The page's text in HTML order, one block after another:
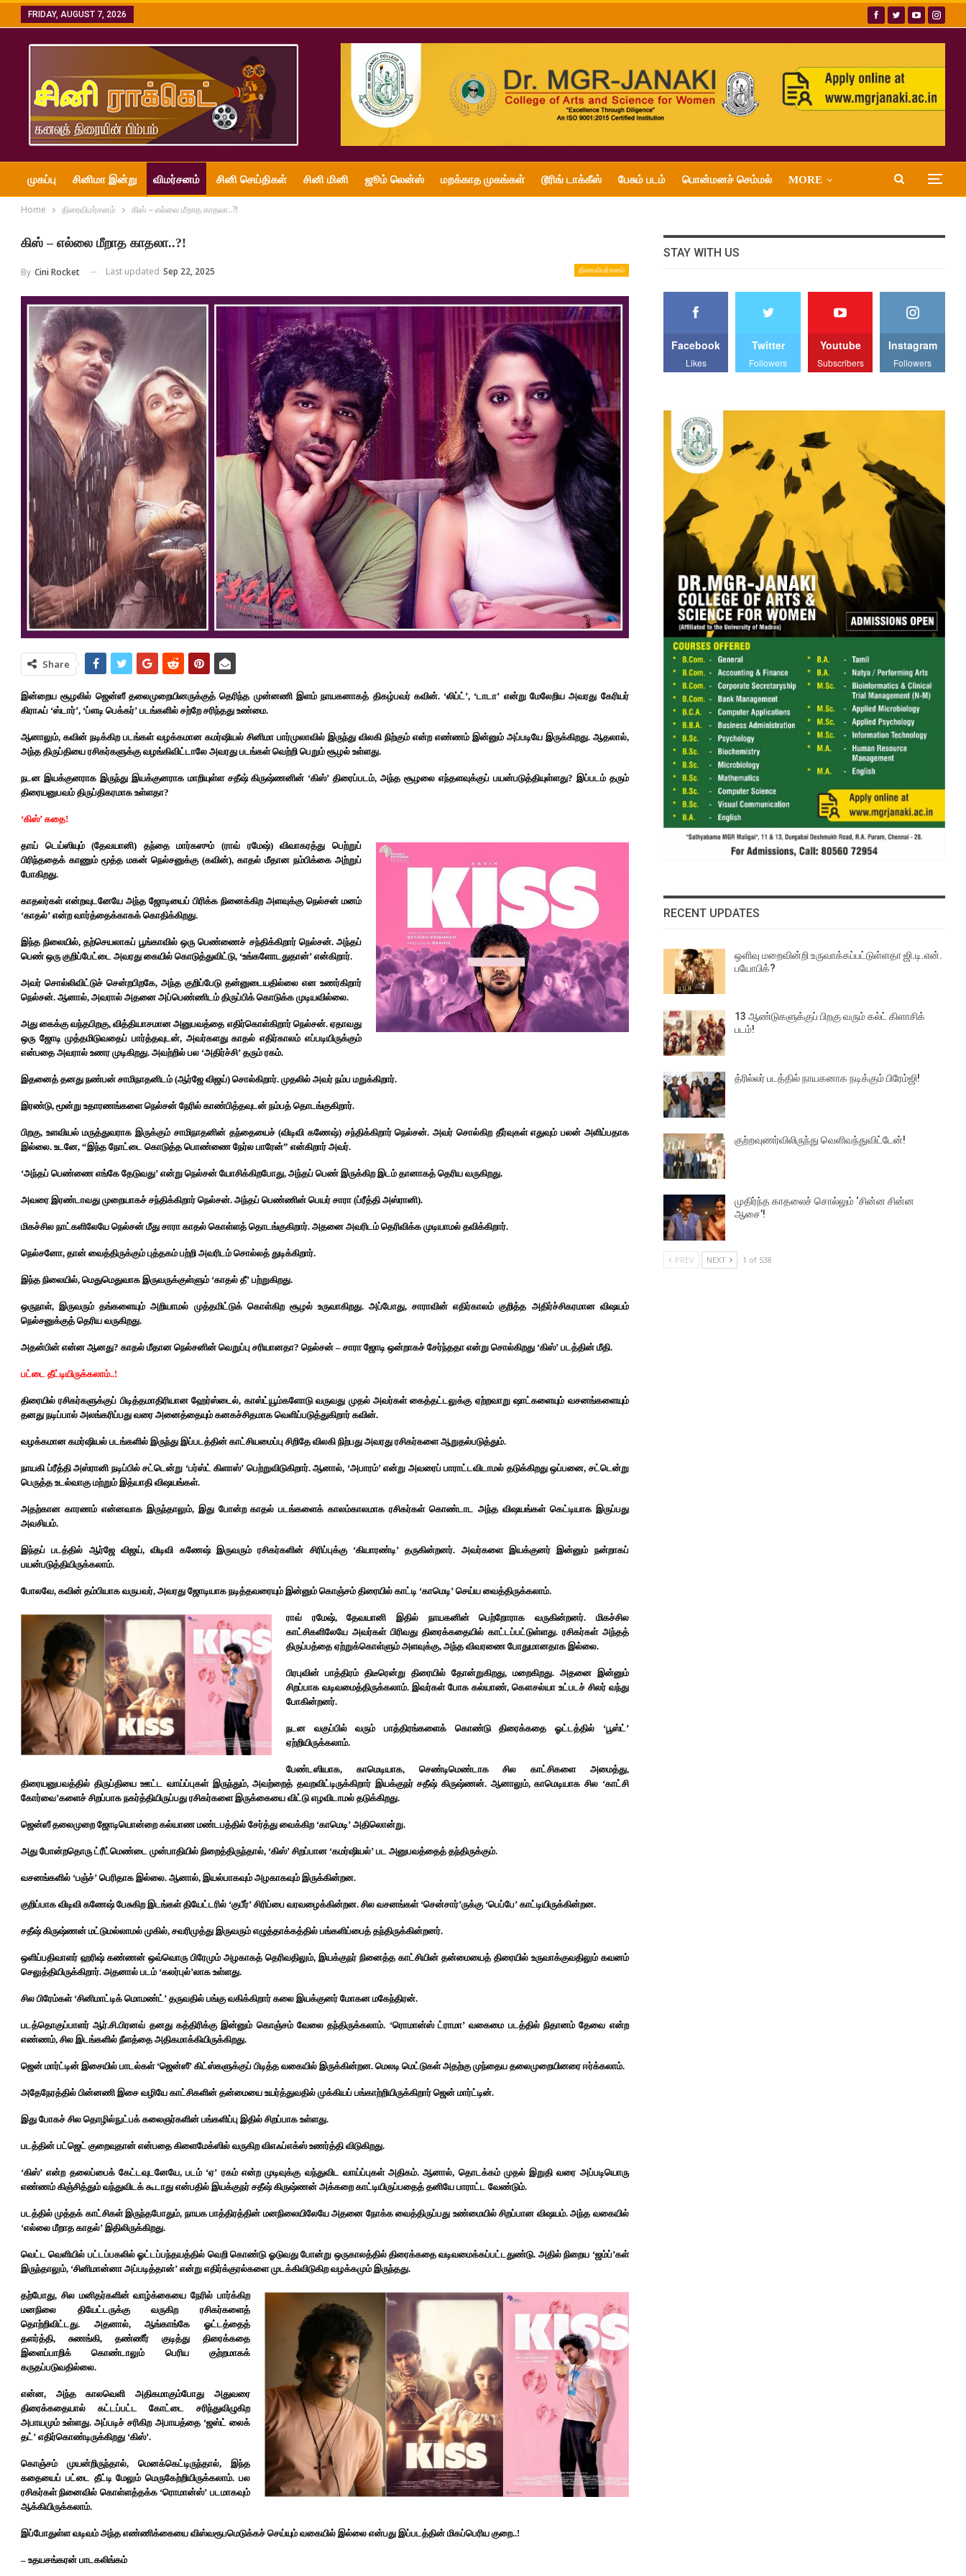
FRIDAY, AUGUST 7, 2026
முகப்பு சினிமா இன்று விமர்சனம் சினி செய்திகள் சினி மினி ஜூம் லென்ஸ் மறக்காத முகங்கள் டூரிங் டாக்கீஸ் பேசும் படம் பொன்மனச் செம்மல் MORE
Home திரைவிமர்சனம் கிஸ் – எல்லை மீறாத காதலா..?!
கிஸ் – எல்லை மீறாத காதலா..?!
திரைவிமர்சனம்
By Cini Rocket Last updated Sep 22, 2025
Share
இன்றைய சூழலில் ஜென்ஸீ தலைமுறையினருக்குத் தெரிந்த முன்னணி இளம் நாயகனாகத் திகழ்பவர் கவின். ‘லிப்ட்’, ‘டாடா’ என்று மேலேறிய அவரது கேரியர்
கிராஃப் ‘ஸ்டார்’, ‘ப்ளடி பெக்கர்’ படங்களில் சற்றே சரிந்தது உண்மை.
ஆனாலும், கவின் நடிக்கிற படங்கள் வழக்கமான கமர்ஷியல் சினிமா பார்முலாவில் இருந்து விலகி நிற்கும் என்ற எண்ணம் இன்னும் அப்படியே இருக்கிறது. ஆதலால்,
அந்த திருப்தியை ரசிகர்களுக்கு வழங்கிவிட்டாலே அவரது படங்கள் வெற்றி பெறும் சூழல் உள்ளது.
நடன இயக்குனராக இருந்து இயக்குனராக மாறியுள்ள சதீஷ் கிருஷ்ணனின் ‘கிஸ்’ திரைப்படம், அந்த சூழலை எந்தளவுக்குப் பயன்படுத்தியுள்ளது? இப்படம் தரும்
திரையனுபவம் திருப்திகரமாக உள்ளதா?
‘கிஸ்’ கதை!
தாய் டெய்ஸியும் (தேவயானி) தந்தை மார்கஸும் (ராவ் ரமேஷ்) விவாகரத்து பெற்றுப்
பிரிந்ததைக் காணும் மூத்த மகன் நெல்சனுக்கு (கவின்), காதல் மீதான நம்பிக்கை அற்றுப்
போகிறது.
காதலர்கள் என்றவுடனேயே அந்த ஜோடியைப் பிரிக்க நினைக்கிற அளவுக்கு நெல்சன் மனம்
‘காதல்’ என்ற வார்த்தைக்காகக் கொதிக்கிறது.
இந்த நிலையில், தற்செயலாகப் பூங்காவில் ஒரு பெண்ணைச் சந்திக்கிறார் நெல்சன். அந்தப்
பெண் ஒரு குறிப்பேட்டை அவரது கையில் கொடுத்துவிட்டு, ‘உங்களோடதுதான்’ என்கிறார்.
அவர் சொல்லிவிட்டுச் சென்றபிறகே, அந்த குறிப்பேடு தன்னுடையதில்லை என உணர்கிறார்
நெல்சன். ஆனால், அவரால் அதனை அப்பெண்ணிடம் திருப்பிக் கொடுக்க முடியவில்லை.
அது கைக்கு வந்தபிறகு, வித்தியாசமான அனுபவத்தை எதிர்கொள்கிறார் நெல்சன். ஏதாவது
ஒரு ஜோடி முத்தமிடுவதைப் பார்த்தவுடன், அவர்களது காதல் எதிர்காலம் எப்படியிருக்கும்
என்பதை அவரால் உணர முடிகிறது. அவற்றில் பல ‘அதிர்ச்சி’ தரும் ரகம்.
இதனைத் தனது நண்பன் சாமிநாதனிடம் (ஆர்ஜே விஜய்) சொல்கிறார். முதலில் அவர் நம்ப மறுக்கிறார்.
இரண்டு, மூன்று உதாரணங்களை நெல்சன் நேரில் காண்பித்தவுடன் நம்பத் தொடங்குகிறார்.
பிறகு, உளவியல் மருத்துவராக இருக்கும் சாமிநாதனின் தந்தையைச் (விடிவி கணேஷ்) சந்திக்கிறார் நெல்சன். அவர் சொல்கிற தீர்வுகள் எதுவும் பலன் அளிப்பதாக
இல்லை. உடனே, “இந்த நோட்டை கொடுத்த பொண்ணை நேர்ல பாரேன்” என்கிறார் அவர்.
‘அந்தப் பெண்ணை எங்கே தேடுவது’ என்று நெல்சன் யோசிக்கிறபோது, அந்தப் பெண் இருக்கிற இடம் தானாகத் தெரிய வருகிறது.
அவரை இரண்டாவது முறையாகச் சந்திக்கிறார் நெல்சன். அந்தப் பெண்ணின் பெயர் சாரா (ப்ரீத்தி அஸ்ரானி).
மிகச்சில நாட்களிலேயே நெல்சன் மீது சாரா காதல் கொள்ளத் தொடங்குகிறார். அதனை அவரிடம் தெரிவிக்க முடியாமல் தவிக்கிறார்.
நெல்சனோ, தான் வைத்திருக்கும் புத்தகம் பற்றி அவரிடம் சொல்லத் துடிக்கிறார்.
இந்த நிலையில், மெதுமெதுவாக இருவருக்குள்ளும் ‘காதல் தீ’ பற்றுகிறது.
ஒருநாள், இருவரும் தங்களையும் அறியாமல் முத்தமிட்டுக் கொள்கிற சூழல் உருவாகிறது. அப்போது, சாராவின் எதிர்காலம் குறித்த அதிர்ச்சிகரமான விஷயம்
நெல்சனுக்குத் தெரிய வருகிறது.
அதன்பின் என்ன ஆனது? காதல் மீதான நெல்சனின் வெறுப்பு சரியானதா? நெல்சன் – சாரா ஜோடி ஒன்றாகச் சேர்ந்ததா என்று சொல்கிறது ‘கிஸ்’ படத்தின் மீதி.
பட்டை தீட்டியிருக்கலாம்..!
திரையில் ரசிகர்களுக்குப் பிடித்தமாதிரியான ஹேர்ஸ்டைல், காஸ்ட்யூம்களோடு வருவது முதல் அவர்கள் கைத்தட்டலுக்கு ஏற்றவாறு ஷாட்களையும் வசனங்களையும்
தனது நடிப்பால் அலங்கரிப்பது வரை அனைத்தையும் கனகச்சிதமாக வெளிப்படுத்துகிறார் கவின்.
வழக்கமான கமர்ஷியல் படங்களில் இருந்து இப்படத்தின் காட்சியமைப்பு சிறிதே விலகி நிற்பது அவரது ரசிகர்களை ஆறுதல்படுத்தும்.
நாயகி ப்ரீத்தி அஸ்ரானி நடிப்பில் சட்டென்று ‘பர்ஸ்ட் கிளாஸ்’ பெற்றுவிடுகிறார். ஆனால், ‘அபாரம்’ என்று அவரைப் பாராட்டவிடாமல் தடுக்கிறது ஒப்பனை, சட்டென்று
பெருத்த உடல்வாகு மற்றும் இத்யாதி விஷயங்கள்.
அதற்கான காரணம் என்னவாக இருந்தாலும், இது போன்ற காதல் படங்களைக் காலம்காலமாக ரசிகர்கள் கொண்டாட அந்த விஷயங்கள் கெட்டியாக இருப்பது
அவசியம்.
இந்தப் படத்தில் ஆர்ஜே விஜய், விடிவி கணேஷ் இருவரும் ரசிகர்களின் சிரிப்புக்கு ‘கியாரண்டி’ தருகின்றனர். அவர்களை இயக்குனர் இன்னும் நன்றாகப்
பயன்படுத்தியிருக்கலாம்.
போலவே, கவின் தம்பியாக வருபவர், அவரது ஜோடியாக நடித்தவரையும் இன்னும் கொஞ்சம் திரையில் காட்டி ‘காமெடி’ செய்ய வைத்திருக்கலாம்.
ராவ் ரமேஷ், தேவயானி இதில் நாயகனின் பெற்றோராக வருகின்றனர். மிகச்சில
காட்சிகளிலேயே அவர்கள் பிரிவது திரைக்கதையில் காட்டப்பட்டுள்ளது. ரசிகர்கள் அந்தத்
திருப்பத்தை ஏற்றுக்கொள்ளும் அளவுக்கு, அந்த விவரணை போதுமானதாக இல்லை.
பிரபுவின் பாத்திரம் திடீரென்று திரையில் தோன்றுகிறது, மறைகிறது. அதனை இன்னும்
சிறப்பாக வடிவமைத்திருக்கலாம். இவர்கள் போக கல்யாண், கௌசல்யா உட்படச் சிலர் வந்து
போகின்றனர்.
நடன வகுப்பில் வரும் பாத்திரங்களைக் கொண்டு திரைக்கதை ஓட்டத்தில் ‘பூஸ்ட்’
ஏற்றியிருக்கலாம்.
பேண்டஸியாக, காமெடியாக, செண்டிமெண்டாக சில காட்சிகளை அமைத்து,
திரையனுபவத்தில் திருப்தியை ஊட்ட வாய்ப்புகள் இருந்தும், அவற்றைத் தவறவிட்டிருக்கிறார் இயக்குநர் சதீஷ் கிருஷ்ணன். ஆனாலும், காமெடியாக சில ‘காட்சி
கோர்வை’களைச் சிறப்பாக நகர்த்தியிருப்பது ரசிகர்களை இருக்கையை விட்டு எழவிடாமல் தடுக்கிறது.
ஜென்ஸீ தலைமுறை ஜோடியொன்றை கல்யாண மண்டபத்தில் சேர்த்து வைக்கிற ‘காமெடி’ அதிலொன்று.
அது போன்றதொரு ட்ரீட்மெண்டை முன்பாதியில் நிறைத்திருந்தால், ‘கிஸ்’ சிறப்பான ‘கமர்ஷியல்’ பட அனுபவத்தைத் தந்திருக்கும்.
வசனங்களில் ‘பஞ்ச்’ பெரிதாக இல்லை. ஆனால், இயல்பாகவும் அழகாகவும் இருக்கின்றன.
குறிப்பாக விடிவி கணேஷ் பேசுகிற இடங்கள் தியேட்டரில் ‘குபீர்’ சிரிப்பை வரவழைக்கின்றன. சில வசனங்கள் ‘சென்சார்’ருக்கு ‘பெப்பே’ காட்டியிருக்கின்றன.
சதீஷ் கிருஷ்ணன் மட்டுமல்லாமல் முகில், சவரிமுத்து இருவரும் எழுத்தாக்கத்தில் பங்களிப்பைத் தந்திருக்கின்றனர்.
ஒளிப்பதிவாளர் ஹரிஷ் கண்ணன் ஒவ்வொரு பிரேமும் அழகாகத் தெரிவதிலும், இயக்குநர் நினைத்த காட்சியின் தன்மையைத் திரையில் உருவாக்குவதிலும் கவனம்
செலுத்தியிருக்கிறார். அதனால் படம் ‘கலர்புல்’லாக உள்ளது.
சில பிரேம்கள் ‘சினிமாட்டிக் மொமண்ட்’ தருவதில் பங்கு வகிக்கிறார் கலை இயக்குனர் மோகன மகேந்திரன்.
படத்தொகுப்பாளர் ஆர்.சி.பிரனவ் தனது கத்திரிக்கு இன்னும் கொஞ்சம் வேலை தந்திருக்கலாம். ‘ரொமான்ஸ் ட்ராமா’ வகைமை படத்தில் நிதானம் தேவை என்ற
எண்ணம், சில இடங்களில் நீளத்தை அதிகமாக்கியிருக்கிறது.
ஜென் மார்ட்டின் இசையில் பாடல்கள் ‘ஜென்ஸீ’ கிட்ஸ்களுக்குப் பிடித்த வகையில் இருக்கின்றன. மெலடி மெட்டுகள் அதற்கு முந்தைய தலைமுறையினரை ஈர்க்கலாம்.
அதேநேரத்தில் பின்னணி இசை வழியே காட்சிகளின் தன்மையை உயர்த்துவதில் முக்கியப் பங்காற்றியிருக்கிறார் ஜென் மார்ட்டின்.
இது போகச் சில தொழில்நுட்பக் கலைஞர்களின் பங்களிப்பு இதில் சிறப்பாக உள்ளது.
படத்தின் பட்ஜெட் குறைவுதான் என்பதை கிளைமேக்ஸில் வருகிற விஎஃப்எக்ஸ் உணர்த்தி விடுகிறது.
‘கிஸ்’ என்ற தலைப்பைக் கேட்டவுடனேயே, படம் ‘ஏ’ ரகம் என்ற முடிவுக்கு வந்துவிட வாய்ப்புகள் அதிகம். ஆனால், தொடக்கம் முதல் இறுதி வரை அப்படியொரு
எண்ணம் கிஞ்சித்தும் வந்துவிடக் கூடாது என்பதில் இயக்குநர் சதீஷ் கிருஷ்ணன் அக்கறை காட்டியிருப்பதைத் தனியே பாராட்ட வேண்டும்.
படத்தில் முத்தக் காட்சிகள் இருந்தபோதும், நாயக பாத்திரத்தின் மனநிலையிலேயே அதனை நோக்க வைத்திருப்பது உண்மையில் சிறப்பான விஷயம். அந்த வகையில்
‘எல்லை மீறாத காதல்’ இதிலிருக்கிறது.
வெட்ட வெளியில் பட்டப்பகலில் ஓட்டப்பந்தயத்தில் வெறி கொண்டு ஓடுவது போன்று ஒருகாலத்தில் திரைக்கதை வடிவமைக்கப்பட்டதுண்டு. அதில் நிறைய ‘ஜம்ப்’கள்
இருந்தாலும், ‘சினிமான்னா அப்படித்தான்’ என்று எதிர்க்குரல்களை முடக்கிவிடுகிற வழக்கமும் இருந்தது.
தற்போது, சில மனிதர்களின் வாழ்க்கையை நேரில் பார்க்கிற
மனநிலை தியேட்டருக்கு வருகிற ரசிகர்களைத்
தொற்றிவிட்டது. அதனால், ஆங்காங்கே ஓட்டத்தைத்
தளர்த்தி, சுணங்கி, தண்ணீர் குடித்து திரைக்கதை
இளைப்பாறிக் கொண்டாலும் பெரிய குற்றமாகக்
கருதப்படுவதில்லை.
என்ன, அந்த காலவெளி அதிகமாகும்போது அதுவரை
திரைக்கதையால் கட்டப்பட்ட கோட்டை சரிந்துவிழுகிற
அபாயமும் உள்ளது. அப்படிச் சரிகிற அபாயத்தை ‘ஜஸ்ட் லைக்
தட்’ எதிர்கொண்டிருக்கிறது ‘கிஸ்’.
கொஞ்சம் முயன்றிருந்தால், மெனக்கெட்டிருந்தால், இந்த
கதையைப் பட்டை தீட்டி மேலும் மெருகேற்றியிருக்கலாம். பல
ரசிகர்கள் நினைவில் கொள்ளத்தக்க ‘ரொமான்ஸ்’ படமாகவும்
ஆக்கியிருக்கலாம்.
இப்போதுள்ள வடிவம் அந்த எண்ணிக்கையை விஸ்வரூபமெடுக்கச் செய்யும் வகையில் இல்லை என்பது இப்படத்தின் மிகப்பெரிய குறை..!
– உதயசங்கரன் பாடகலிங்கம்
STAY WITH US
Facebook
Likes
Twitter
Followers
Youtube
Subscribers
Instagram
Followers
RECENT UPDATES
ஒளிவு மறைவின்றி உருவாக்கப்பட்டுள்ளதா ஜி.டி.என்.
பயோபிக்?
13 ஆண்டுகளுக்குப் பிறகு வரும் கல்ட் கிளாசிக்
படம்!
த்ரில்லர் படத்தில் நாயகனாக நடிக்கும் பிரேம்ஜி!
குற்றவுணர்விலிருந்து வெளிவந்துவிட்டேன்!
முதிர்ந்த காதலைச் சொல்லும் ‘சின்ன சின்ன
ஆசை’!
PREV NEXT 1 of 538